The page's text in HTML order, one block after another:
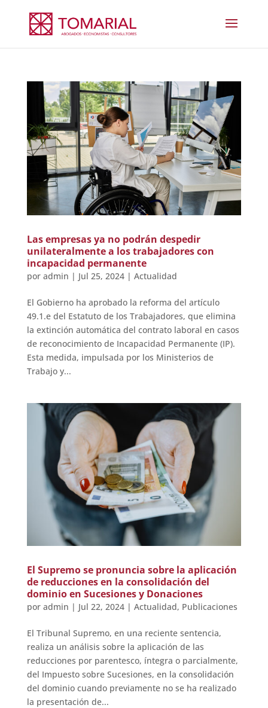
Las empresas ya no podrán despedir
unilateralmente a los trabajadores con
incapacidad permanente
por admin | Jul 25, 2024| Actualidad
El Gobierno ha aprobado la reforma del artículo
49.1.e del Estatuto de los Trabajadores, que elimina
la extinción automática del contrato laboral en casos
de reconocimiento de Incapacidad Permanente (IP).
Esta medida, impulsada por los Ministerios de
Trabajo y...
El Supremo se pronuncia sobre la aplicación
de reducciones en la consolidación del
dominio en Sucesiones y Donaciones
por admin | Jul 22, 2024| Actualidad, Publicaciones
El Tribunal Supremo, en una reciente sentencia,
realiza un análisis sobre la aplicación de las
reducciones por parentesco, íntegra o parcialmente,
del Impuesto sobre Sucesiones, en la consolidación
del dominio cuando previamente no se ha realizado
la presentación de...